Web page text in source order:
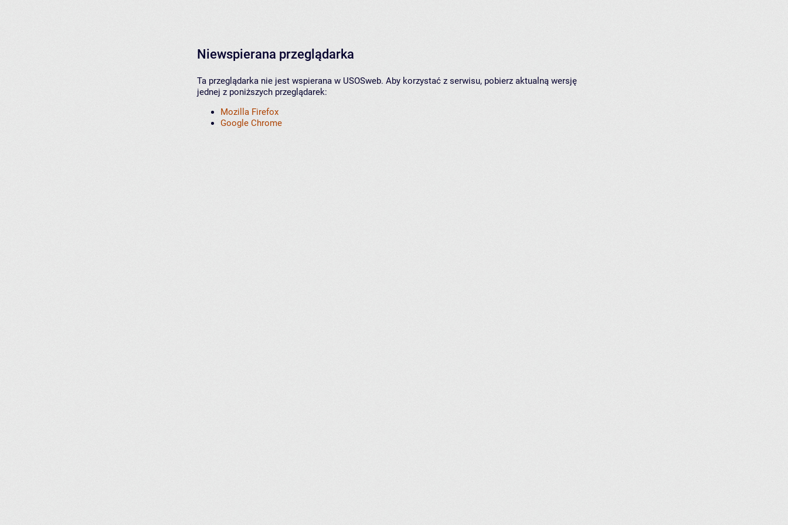
Niewspierana przeglądarka
Ta przeglądarka nie jest wspierana w USOSweb. Aby korzystać z serwisu, pobierz aktualną wersję
jednej z poniższych przeglądarek:
Mozilla Firefox
Google Chrome